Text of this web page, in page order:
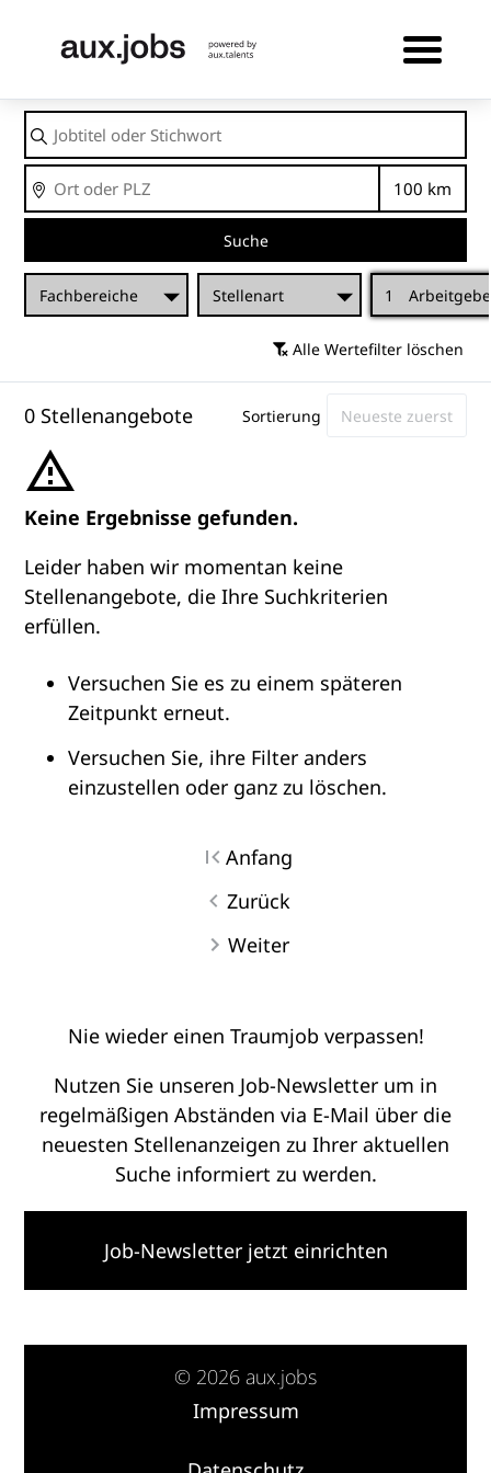
Jobtitel
oder
Stichwort
Ort
Suche
Fachbereiche Stellenart 1
Alle Wertefilter löschen
0 Stellenangebote Sortierung
Keine Ergebnisse gefunden.
Leider haben wir momentan keine
Stellenangebote, die Ihre Suchkriterien
erfüllen.
Versuchen Sie es zu einem späteren
Zeitpunkt erneut.
Versuchen Sie, ihre Filter anders
einzustellen oder ganz zu löschen.
Anfang
Zurück
Weiter
Nie wieder einen Traumjob verpassen!
Nutzen Sie unseren Job-Newsletter um in
regelmäßigen Abständen via E-Mail über die
neuesten Stellenanzeigen zu Ihrer aktuellen
Suche informiert zu werden.
Job-Newsletter jetzt einrichten
© 2026 aux.jobs
Impressum